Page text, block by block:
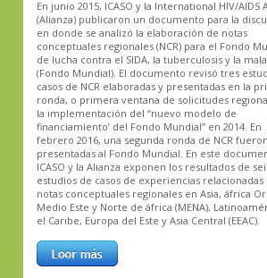
En junio 2015, ICASO y la International HIV/AIDS
(Alianza) publicaron un documento para la
en donde se analizó la elaboración de notas
conceptuales regionales (NCR) para el Fondo
de lucha contra el SIDA, la tuberculosis y la
(Fondo Mundial). El documento revisó tres
casos de NCR elaboradas y presentadas en la
ronda, o primera ventana de solicitudes
la implementación del “nuevo modelo de
financiamiento’ del Fondo Mundial” en 2014. En
febrero 2016, una segunda ronda de NCR
presentadas al Fondo Mundial. En este
ICASO y la Alianza exponen los resultados de
estudios de casos de experiencias relacionadas
notas conceptuales regionales en Asia, áfrica
Medio Este y Norte de áfrica (MENA),
el Caribe, Europa del Este y Asia Central (EEAC).